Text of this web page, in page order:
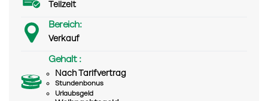
Teilzeit
Bereich:
Verkauf
Gehalt :
Nach Tarifvertrag
Stundenbonus
Urlaubsgeld